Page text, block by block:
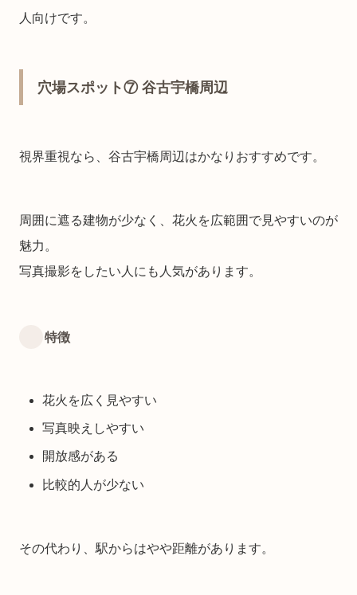
人向けです。
穴場スポット⑦ 谷古宇橋周辺
視界重視なら、谷古宇橋周辺はかなりおすすめです。
周囲に遮る建物が少なく、花火を広範囲で見やすいのが
魅力。
写真撮影をしたい人にも人気があります。
特徴
花火を広く見やすい
写真映えしやすい
開放感がある
比較的人が少ない
その代わり、駅からはやや距離があります。